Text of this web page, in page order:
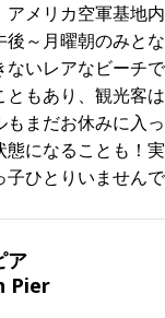
アメリカ空軍基地
～月曜朝のみと
ないレアなビーチ
ともあり、観光客
もまだお休みに入
になることも！
ひとりいませんで
ア
Pier